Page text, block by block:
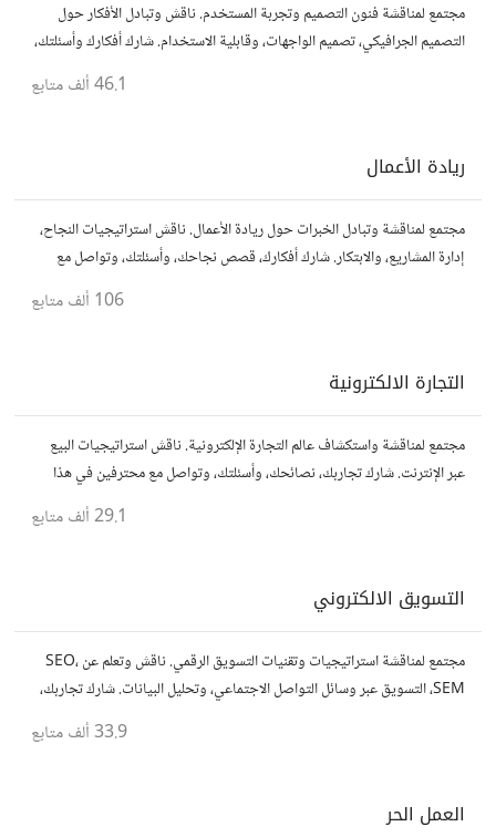
مجتمع لمناقشة فنون التصميم وتجربة المستخدم. ناقش وتبادل الأفكار حول
التصميم الجرافيكي، تصميم الواجهات، وقابلية الاستخدام. شارك أفكارك وأسئلتك،
وتواصل مع مصممين ومتخصصين في تحسين تجربة المستخدم.
46.1 ألف متابع
ريادة الأعمال
مجتمع لمناقشة وتبادل الخبرات حول ريادة الأعمال. ناقش استراتيجيات النجاح،
إدارة المشاريع، والابتكار. شارك أفكارك، قصص نجاحك، وأسئلتك، وتواصل مع
106 ألف متابع
التجارة الالكترونية
مجتمع لمناقشة واستكشاف عالم التجارة الإلكترونية. ناقش استراتيجيات البيع
عبر الإنترنت. شارك تجاربك، نصائحك، وأسئلتك، وتواصل مع محترفين في هذا
29.1 ألف متابع
التسويق الالكتروني
مجتمع لمناقشة استراتيجيات وتقنيات التسويق الرقمي. ناقش وتعلم عن SEO،
SEM، التسويق عبر وسائل التواصل الاجتماعي، وتحليل البيانات. شارك تجاربك،
33.9 ألف متابع
العمل الحر